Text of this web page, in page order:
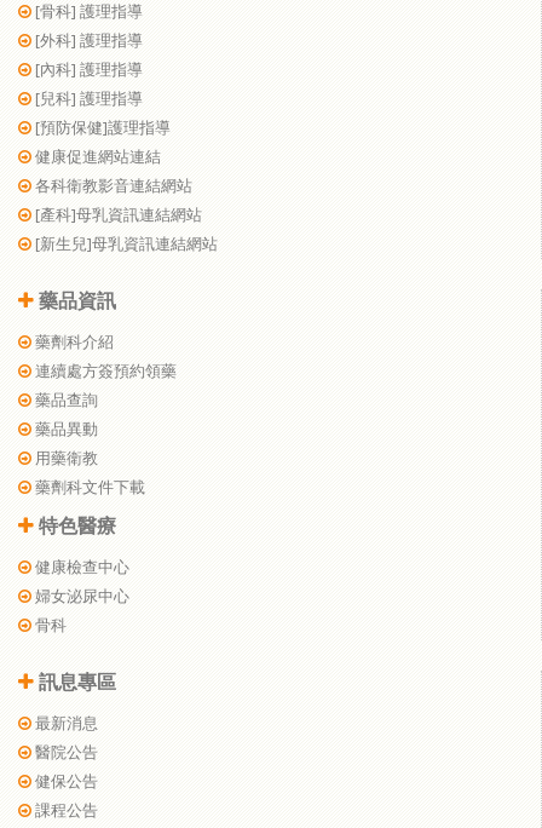
[骨科] 護理指導
[外科] 護理指導
[內科] 護理指導
[兒科] 護理指導
[預防保健]護理指導
健康促進網站連結
各科衛教影音連結網站
[產科]母乳資訊連結網站
[新生兒]母乳資訊連結網站
藥品資訊
藥劑科介紹
連續處方簽預約領藥
藥品查詢
藥品異動
用藥衛教
藥劑科文件下載
特色醫療
健康檢查中心
婦女泌尿中心
骨科
訊息專區
最新消息
醫院公告
健保公告
課程公告